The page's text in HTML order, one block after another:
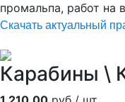
пpомальпа, pабот на
Скачать актуальный
Карабины \